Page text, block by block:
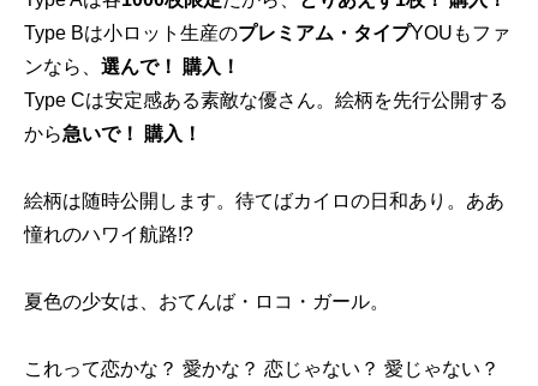
Type Bは小ロット生産のプレミアム・タイプYOUもファ
ンなら、 選んで！ 購入！
Type Cは安定感ある素敵な優さん。絵柄を先行公開する
から急いで！ 購入！
絵柄は随時公開します。待てばカイロの日和あり。ああ
憧れのハワイ航路!?
夏色の少女は、おてんば・ロコ・ガール。
これって恋かな？ 愛かな？ 恋じゃない？ 愛じゃない？